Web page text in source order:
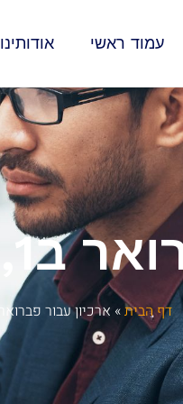
עמוד ראשי אודותינו
ב1, 2025
דף הבית» ארכיון עבור פברואר 1, 2025